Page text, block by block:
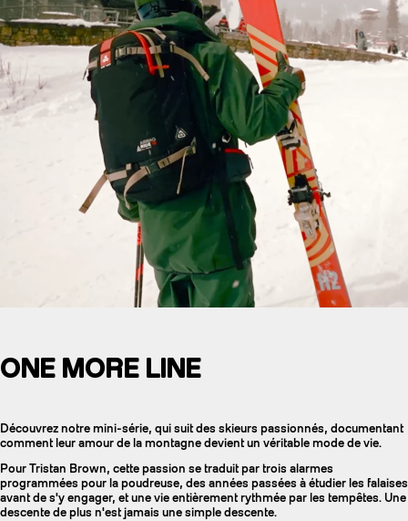
ONE MORE LINE
Découvrez notre mini-série, qui suit des skieurs passionnés, documentant
comment leur amour de la montagne devient un véritable mode de vie.
Pour Tristan Brown, cette passion se traduit par trois alarmes
programmées pour la poudreuse, des années passées à étudier les falaises
avant de s'y engager, et une vie entièrement rythmée par les tempêtes. Une
descente de plus n'est jamais une simple descente.